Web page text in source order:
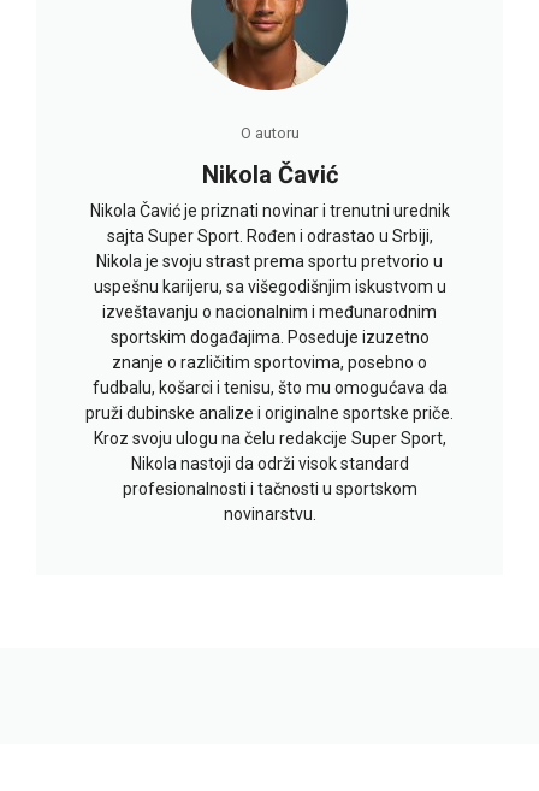
O autoru
Nikola Čavić
Nikola Čavić je priznati novinar i trenutni urednik
sajta Super Sport. Rođen i odrastao u Srbiji,
Nikola je svoju strast prema sportu pretvorio u
uspešnu karijeru, sa višegodišnjim iskustvom u
izveštavanju o nacionalnim i međunarodnim
sportskim događajima. Poseduje izuzetno
znanje o različitim sportovima, posebno o
fudbalu, košarci i tenisu, što mu omogućava da
pruži dubinske analize i originalne sportske priče.
Kroz svoju ulogu na čelu redakcije Super Sport,
Nikola nastoji da održi visok standard
profesionalnosti i tačnosti u sportskom
novinarstvu.